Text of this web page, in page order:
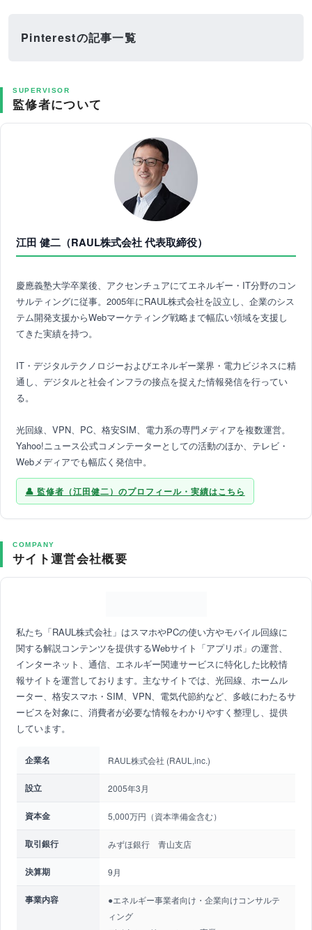
Pinterestの記事一覧
SUPERVISOR
監修者について
江田 健二（RAUL株式会社 代表取締役）
慶應義塾大学卒業後、アクセンチュアにてエネルギー・IT分野のコン
サルティングに従事。2005年にRAUL株式会社を設立し、企業のシス
テム開発支援からWebマーケティング戦略まで幅広い領域を支援し
てきた実績を持つ。
IT・デジタルテクノロジーおよびエネルギー業界・電力ビジネスに精
通し、デジタルと社会インフラの接点を捉えた情報発信を行ってい
る。
光回線、VPN、PC、格安SIM、電力系の専門メディアを複数運営。
Yahoo!ニュース公式コメンテーターとしての活動のほか、テレビ・
Webメディアでも幅広く発信中。
監修者（江田健二）のプロフィール・実績はこちら
COMPANY
サイト運営会社概要
私たち「RAUL株式会社」はスマホやPCの使い方やモバイル回線に
関する解説コンテンツを提供するWebサイト「アプリポ」の運営、
インターネット、通信、エネルギー関連サービスに特化した比較情
報サイトを運営しております。主なサイトでは、光回線、ホームル
ーター、格安スマホ・SIM、VPN、電気代節約など、多岐にわたるサ
ービスを対象に、消費者が必要な情報をわかりやすく整理し、提供
しています。
企業名 RAUL株式会社 (RAUL,inc.)
設立 2005年3月
資本金 5,000万円（資本準備金含む）
取引銀行 みずほ銀行 青山支店
決算期 9月
事業内容
●エネルギー事業者向け・企業向けコンサルテ
ィング